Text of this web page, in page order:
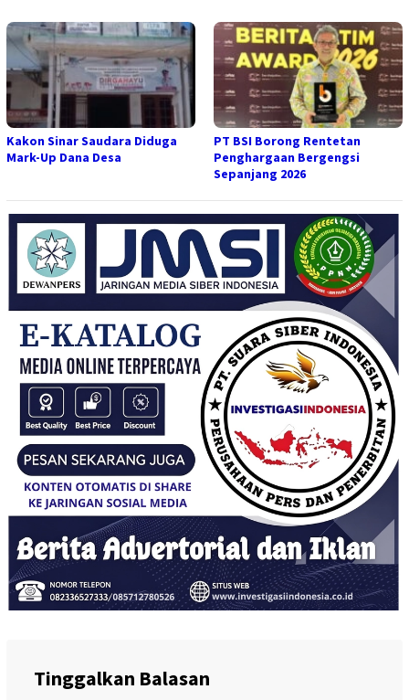
Kakon Sinar Saudara Diduga
Mark-Up Dana Desa
PT BSI Borong Rentetan
Penghargaan Bergengsi
Sepanjang 2026
Tinggalkan Balasan